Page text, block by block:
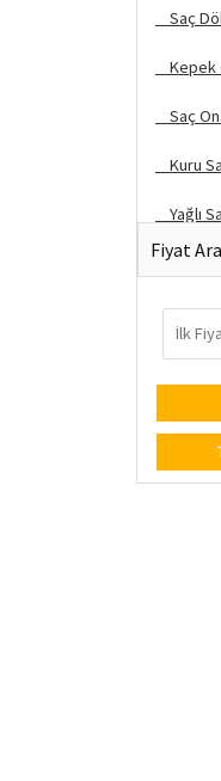
Saç
Kepek
Saç
Kuru
Yağlı
Normal
İnce
Tüm
Fiyat